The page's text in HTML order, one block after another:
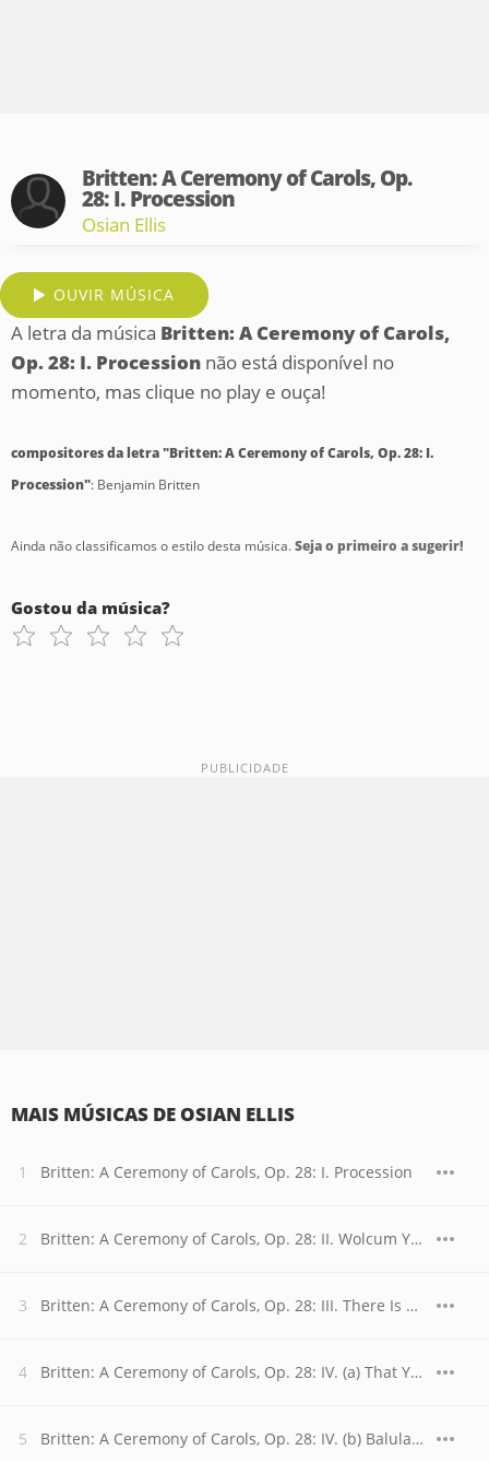
Britten: A Ceremony of Carols, Op.
28: I. Procession
Osian Ellis
OUVIR MÚSICA
A letra da música Britten: A Ceremony of Carols,
Op. 28: I. Procession não está disponível no
momento, mas clique no play e ouça!
compositores da letra "Britten: A Ceremony of Carols, Op. 28: I.
Procession": Benjamin Britten
Ainda não classificamos o estilo desta música.Seja o primeiro a sugerir!
Gostou da música?
MAIS MÚSICAS DE OSIAN ELLIS
Britten: A Ceremony of Carols, Op. 28: I. Procession
Britten: A Ceremony of Carols, Op. 28: II. Wolcum Yole!
Britten: A Ceremony of Carols, Op. 28: III. There Is No Rose
Britten: A Ceremony of Carols, Op. 28: IV. (a) That Yongë Child
Britten: A Ceremony of Carols, Op. 28: IV. (b) Balulalow